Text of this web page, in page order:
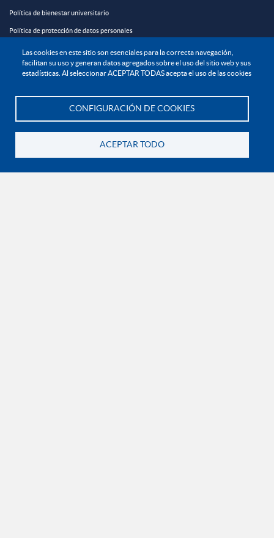
Las cookies en este sitio son esenciales para la correcta navegación,
facilitan su uso y generan datos agregados sobre el uso del sitio web y sus
estadísticas. Al seleccionar ACEPTAR TODAS acepta el uso de las cookies
CONFIGURACIÓN DE COOKIES
ACEPTAR TODO
Política de bienestar universitario
Política de protección de datos personales
EXPLORA
En Bogotá:+57 6015933004